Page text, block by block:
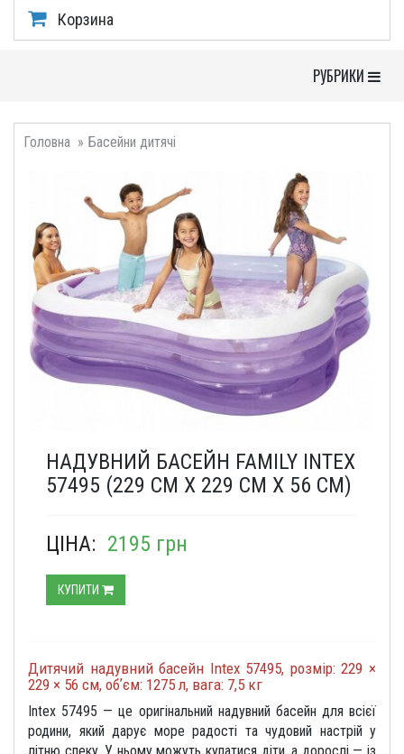
Корзина
Toggle
РУБРИКИ
Головна Басейни дитячі
НАДУВНИЙ БАСЕЙН FAMILY INTEX
57495 (229 СМ Х 229 СМ Х 56 СМ)
ЦІНА: 2195 грн
КУПИТИ
Дитячий надувний басейн Intex 57495, розмір: 229 ×
229 × 56 см, обʼєм: 1275 л, вага: 7,5 кг
Intex 57495 — це оригінальний надувний басейн для всієї
родини, який дарує море радості та чудовий настрій у